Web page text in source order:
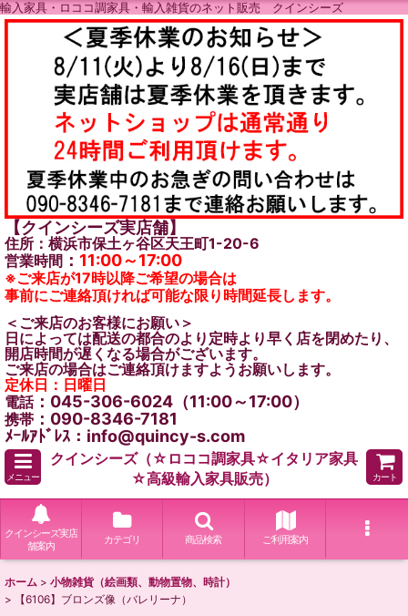
輸入家具・ロココ調家具・輸入雑貨のネット販売 クインシーズ
【クインシーズ実店舗】
住所：横浜市保土ヶ谷区天王町1-20-6
営業時間 ： 11:00～17:00
※ご来店が17時以降ご希望の場合は
事前にご連絡頂ければ可能な限り時間延長します。
＜ご来店のお客様にお願い＞
日によっては配送の都合のより定時より早く店を閉めたり、
開店時間が遅くなる場合がございます。
ご来店の場合はご連絡頂けますようお願いします。
定休日：日曜日
電話：045-306-6024（11:00～17:00）
携帯 ：090-8346-7181
ﾒｰﾙｱﾄﾞﾚｽ：info@quincy-s.com
メニュー
クインシーズ（☆ロココ調家具☆イタリア家具
☆高級輸入家具販売）
カート
クインシーズ実店
舗案内
カテゴリ 商品検索 ご利用案内
ホーム > 小物雑貨（絵画類、動物置物、時計）
>
【6106】ブロンズ像（バレリーナ）